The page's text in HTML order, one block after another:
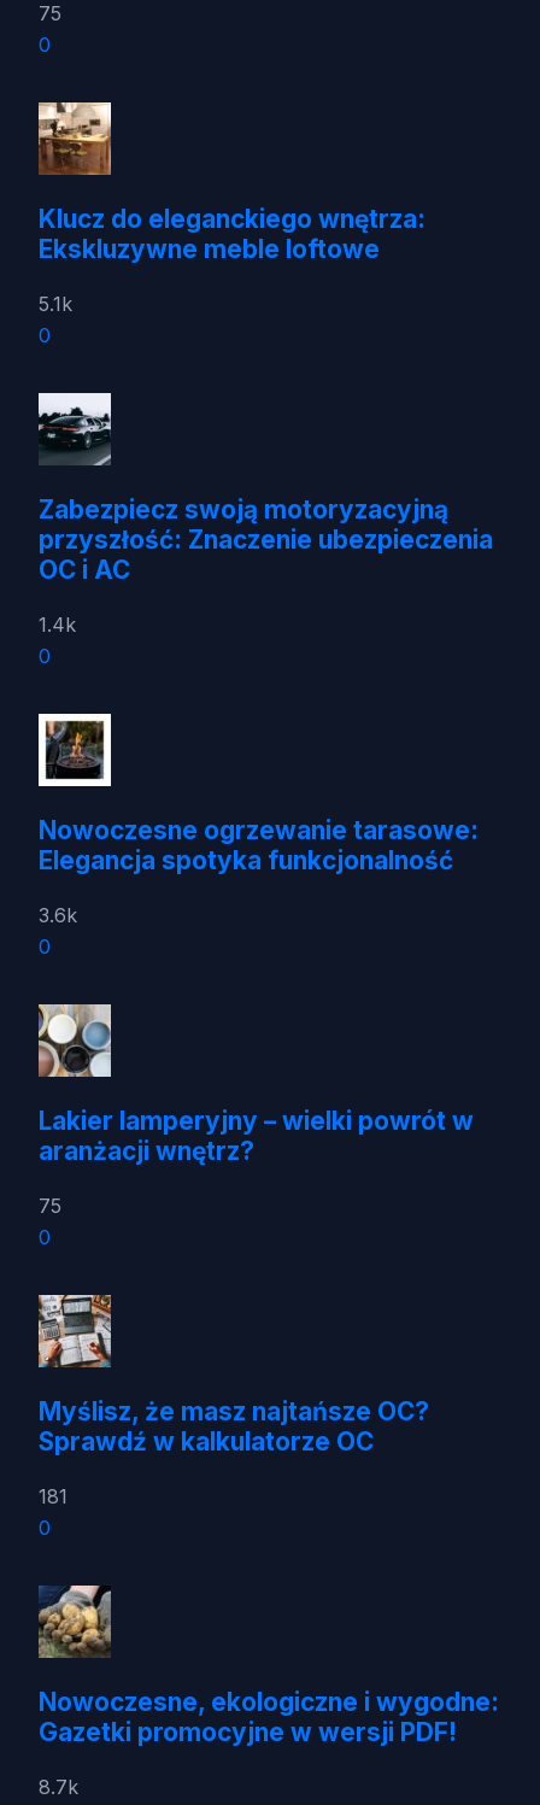
75
0
Klucz do eleganckiego wnętrza:
Ekskluzywne meble loftowe
5.1k
0
Zabezpiecz swoją motoryzacyjną
przyszłość: Znaczenie ubezpieczenia
OC i AC
1.4k
0
Nowoczesne ogrzewanie tarasowe:
Elegancja spotyka funkcjonalność
3.6k
0
Lakier lamperyjny – wielki powrót w
aranżacji wnętrz?
75
0
Myślisz, że masz najtańsze OC?
Sprawdź w kalkulatorze OC
181
0
Nowoczesne, ekologiczne i wygodne:
Gazetki promocyjne w wersji PDF!
8.7k